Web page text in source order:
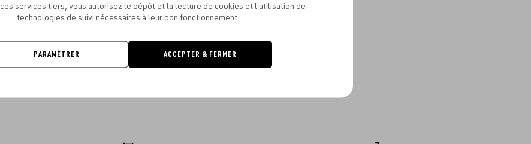
ces services tiers, vous autorisez le dépôt et la lecture de cookies et l'utilisation de
technologies de suivi nécessaires à leur bon fonctionnement.
PARAMÉTRER ACCEPTER & FERMER